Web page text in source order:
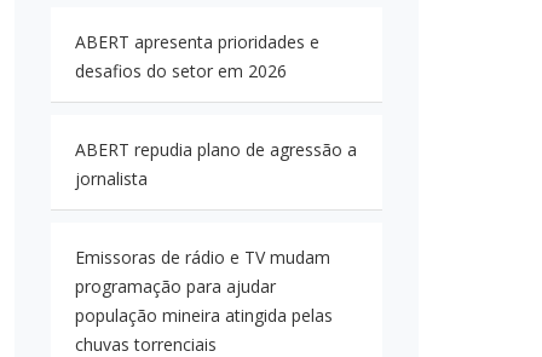
ABERT apresenta prioridades e
desafios do setor em 2026
ABERT repudia plano de agressão a
jornalista
Emissoras de rádio e TV mudam
programação para ajudar
população mineira atingida pelas
chuvas torrenciais